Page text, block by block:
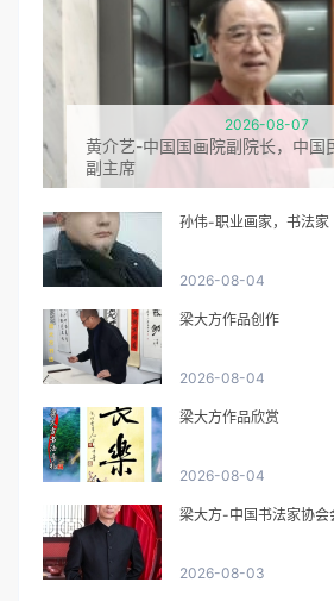
2026-08-07
黄介艺-中国国画院副院长，中国
副主席
孙伟-职业画家，书法家
2026-08-04
梁大方作品创作
2026-08-04
梁大方作品欣赏
2026-08-04
梁大方-中国书法家协会
2026-08-03